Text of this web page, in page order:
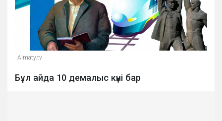
Almaty.tv
Бұл айда 10 демалыс күні бар